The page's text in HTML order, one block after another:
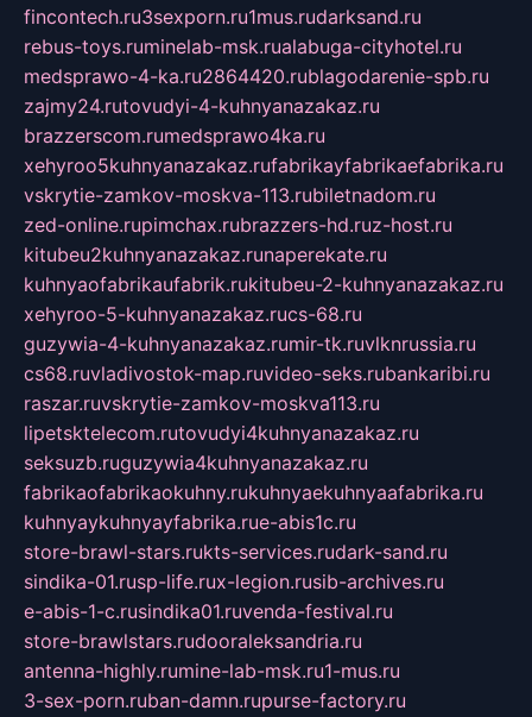
fincontech.ru3sexporn.ru1mus.rudarksand.ru
rebus-toys.ruminelab-msk.rualabuga-cityhotel.ru
medsprawo-4-ka.ru2864420.rublagodarenie-spb.ru
zajmy24.rutovudyi-4-kuhnyanazakaz.ru
brazzerscom.rumedsprawo4ka.ru
xehyroo5kuhnyanazakaz.rufabrikayfabrikaefabrika.ru
vskrytie-zamkov-moskva-113.rubiletnadom.ru
zed-online.rupimchax.rubrazzers-hd.ruz-host.ru
kitubeu2kuhnyanazakaz.runaperekate.ru
kuhnyaofabrikaufabrik.rukitubeu-2-kuhnyanazakaz.ru
xehyroo-5-kuhnyanazakaz.rucs-68.ru
guzywia-4-kuhnyanazakaz.rumir-tk.ruvlknrussia.ru
cs68.ruvladivostok-map.ruvideo-seks.rubankaribi.ru
raszar.ruvskrytie-zamkov-moskva113.ru
lipetsktelecom.rutovudyi4kuhnyanazakaz.ru
seksuzb.ruguzywia4kuhnyanazakaz.ru
fabrikaofabrikaokuhny.rukuhnyaekuhnyaafabrika.ru
kuhnyaykuhnyayfabrika.rue-abis1c.ru
store-brawl-stars.rukts-services.rudark-sand.ru
sindika-01.rusp-life.rux-legion.rusib-archives.ru
e-abis-1-c.rusindika01.ruvenda-festival.ru
store-brawlstars.rudooraleksandria.ru
antenna-highly.rumine-lab-msk.ru1-mus.ru
3-sex-porn.ruban-damn.rupurse-factory.ru